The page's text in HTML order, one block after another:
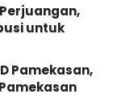
untuk
Pamekasan,